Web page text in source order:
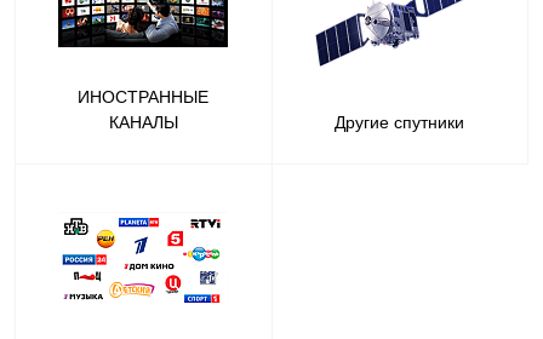
ИНОСТРАННЫЕ
КАНАЛЫ
Другие спутники